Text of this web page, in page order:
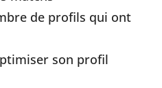
de profils qui ont
son profil